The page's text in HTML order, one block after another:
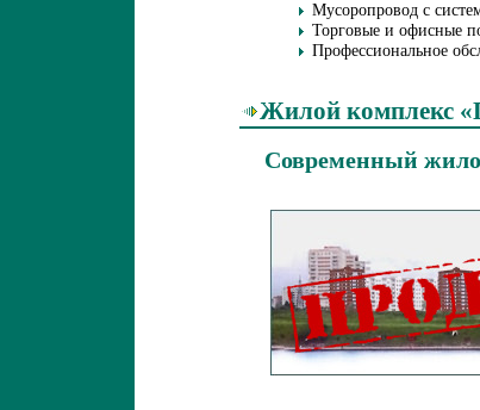
Мусоропровод с
Торговые и офисные
Профессиональное
Жилой комплекс
Современный